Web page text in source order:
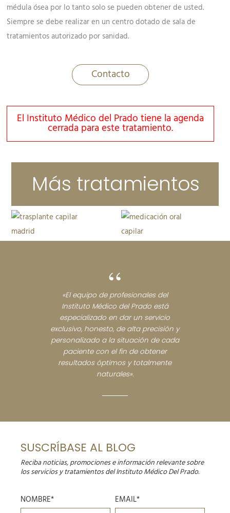
médula ósea por lo tanto solo se pueden obtener de usted.
Siempre se debe realizar en un centro dotado de sala de
tratamientos autorizado por sanidad.
Contacto
El Instituto Médico del Prado tiene la agenda
cerrada para este tratamiento.
Más tratamientos
“
«El equipo de profesionales del
Instituto Médico del Prado está
especializado en dar un servicio
exclusivo, honesto, de alta precisión y
personalizado a la situación de cada
paciente con el fin de obtener
resultados óptimos y totalmente
naturales».
SUSCRÍBASE AL BLOG
Reciba noticias, promociones e información relevante sobre
los servicios y tratamientos del Instituto Médico Del Prado.
NOMBRE* EMAIL*